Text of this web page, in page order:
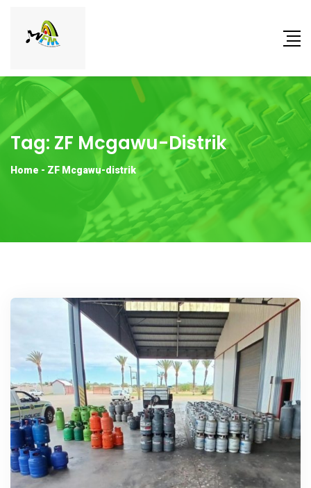
Tag: ZF Mcgawu-Distrik
Home - ZF Mcgawu-distrik